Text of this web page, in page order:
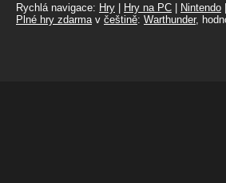
Rychlá navigace: Hry Hry na PC Nintendo
Plné hry zdarma v češtině: Warthunder,